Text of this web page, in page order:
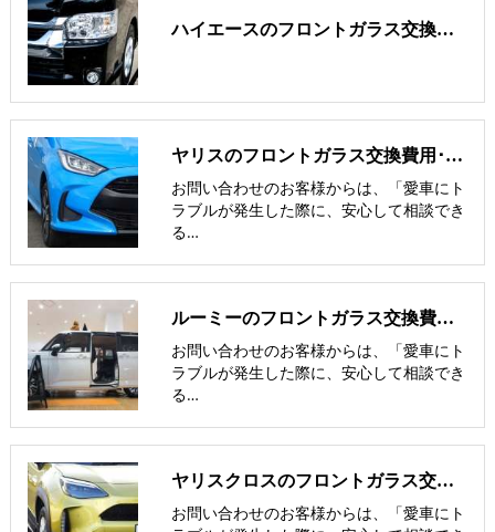
ハイエースのフロントガラス交換費用･飛び石修理費用･低価格ガラス
ヤリスのフロントガラス交換費用･飛び石修理費用･低価格ガラス紹介
お問い合わせのお客様からは、「愛車にト
ラブルが発生した際に、安心して相談でき
る…
ルーミーのフロントガラス交換費用･飛び石修理費用･低価格ガラス紹介
お問い合わせのお客様からは、「愛車にト
ラブルが発生した際に、安心して相談でき
る…
ヤリスクロスのフロントガラス交換費用･飛び石修理費用･低価格ガラス紹介
お問い合わせのお客様からは、「愛車にト